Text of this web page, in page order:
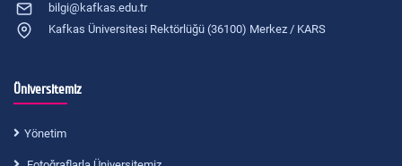
bilgi@kafkas.edu.tr
Kafkas Üniversitesi Rektörlüğü (36100) Merkez / KARS
Üniversitemiz
Yönetim